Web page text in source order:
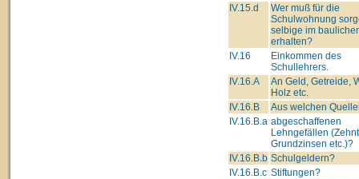
IV.15.d
Wer muß für die
Schulwohnung
selbige im
erhalten?
IV.16
Einkommen des
Schullehrers.
IV.16.A
An Geld, Getreide,
Holz etc.
IV.16.B
Aus welchen
IV.16.B.a abgeschaffenen
Lehngefällen
Grundzinsen etc.)?
IV.16.B.b Schulgeldern?
IV.16.B.c Stiftungen?